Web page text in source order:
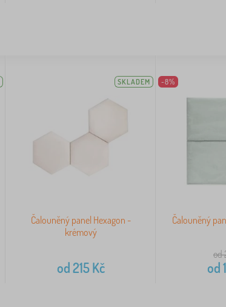
SKLADEM
Čalouněný panel Hexagon -
krémový
od215Kč
-8%
Čalouněný
od
od